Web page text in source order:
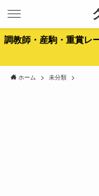
調教師・産駒・重賞レ
ホーム 未分類